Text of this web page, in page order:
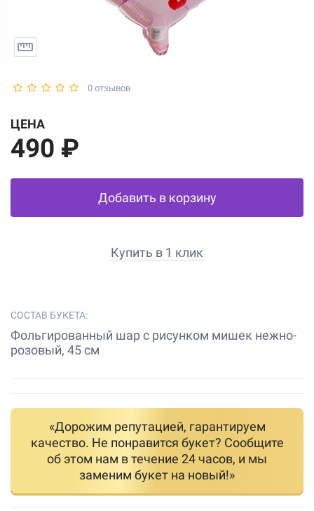
0 отзывов
ЦЕНА
490 ₽
Добавить в корзину
Купить в 1 клик
СОСТАВ БУКЕТА:
Фольгированный шар с рисунком мишек нежно-
розовый, 45 см
«Дорожим репутацией, гарантируем
качество. Не понравится букет? Сообщите
об этом нам в течение 24 часов, и мы
заменим букет на новый!»